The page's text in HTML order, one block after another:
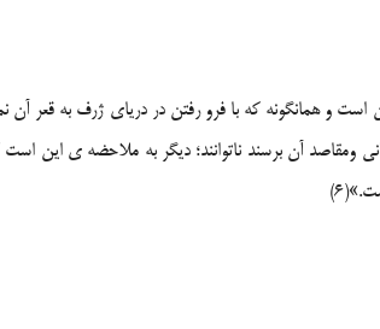
و همانگونه که با فرو رفتن در دریای ژرف به قعر آن
ومقاصد آن برسند ناتوانند؛ دیگر به ملاحضه ی این